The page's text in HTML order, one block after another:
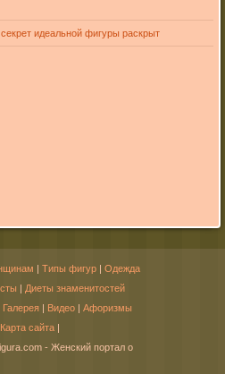
идеальной фигуры раскрыт
| Типы фигур | Одежда
| Диеты знаменитостей
Галерея | Видео | Афоризмы
Карта сайта |
- Женский портал о